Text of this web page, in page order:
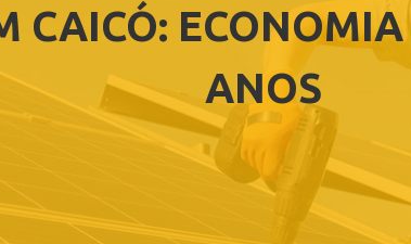
CAICÓ:
ANOS